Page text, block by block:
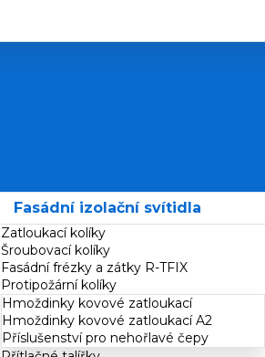
Fasádní izolační svítidla
Zatloukací kolíky
Šroubovací kolíky
Fasádní frézky a zátky R-TFIX
Protipožární kolíky
Hmoždinky kovové zatloukací
Hmoždinky kovové zatloukací A2
Příslušenství pro nehořlavé čepy